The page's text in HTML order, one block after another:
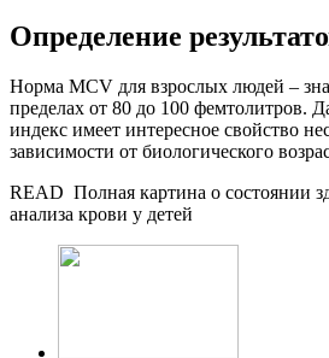
Определение
Норма MCV для взрослых людей –
пределах от 80 до 100 фемтолитров.
индекс имеет интересное свойство
зависимости от биологического
READ Полная картина о состоянии
анализа крови у детей